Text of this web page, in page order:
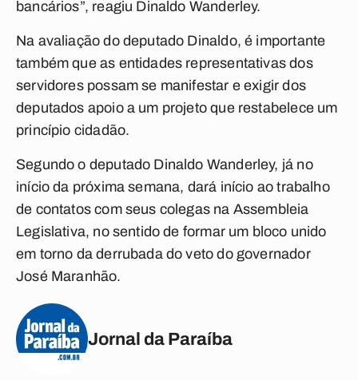
bancários”, reagiu Dinaldo Wanderley.
Na avaliação do deputado Dinaldo, é importante
também que as entidades representativas dos
servidores possam se manifestar e exigir dos
deputados apoio a um projeto que restabelece um
princípio cidadão.
Segundo o deputado Dinaldo Wanderley, já no
início da próxima semana, dará início ao trabalho
de contatos com seus colegas na Assembleia
Legislativa, no sentido de formar um bloco unido
em torno da derrubada do veto do governador
José Maranhão.
Jornal da Paraíba